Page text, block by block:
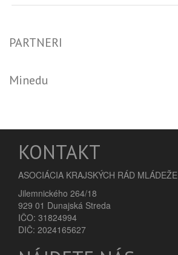
PARTNERI
Minedu
KONTAKT
ASOCIÁCIA KRAJSKÝCH RÁD MLÁDEŽE
Jilemnického 264/18
929 01 Dunajská Streda
IČO: 31824994
DIČ: 2024165627